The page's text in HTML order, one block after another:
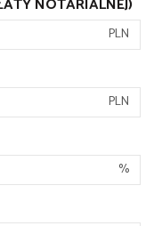
NOTARIALNEJ)
PLN
PLN
%